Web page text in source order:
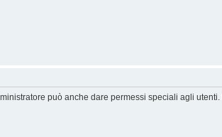
può anche dare permessi speciali agli utenti.